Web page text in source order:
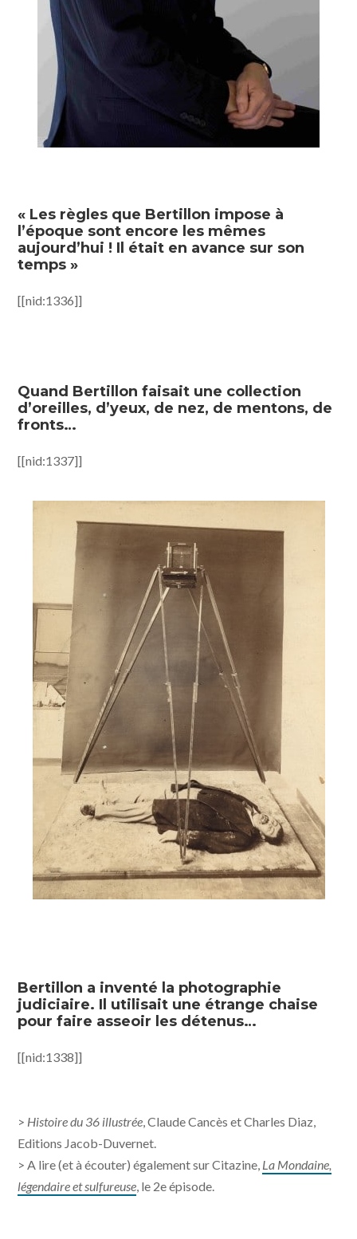
« Les règles que Bertillon impose à
l’époque sont encore les mêmes
aujourd’hui ! Il était en avance sur son
temps »
[[nid:1336]]
Quand Bertillon faisait une collection
d’oreilles, d’yeux, de nez, de mentons, de
fronts…
[[nid:1337]]
Bertillon a inventé la photographie
judiciaire. Il utilisait une étrange chaise
pour faire asseoir les détenus…
[[nid:1338]]
> Histoire du 36 illustrée , Claude Cancès et Charles Diaz,
Editions Jacob-Duvernet.
> A lire (et à écouter) également sur Citazine, La Mondaine,
légendaire et sulfureuse , le 2e épisode.